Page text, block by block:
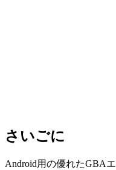
さいごに
Android用の優れたGBA